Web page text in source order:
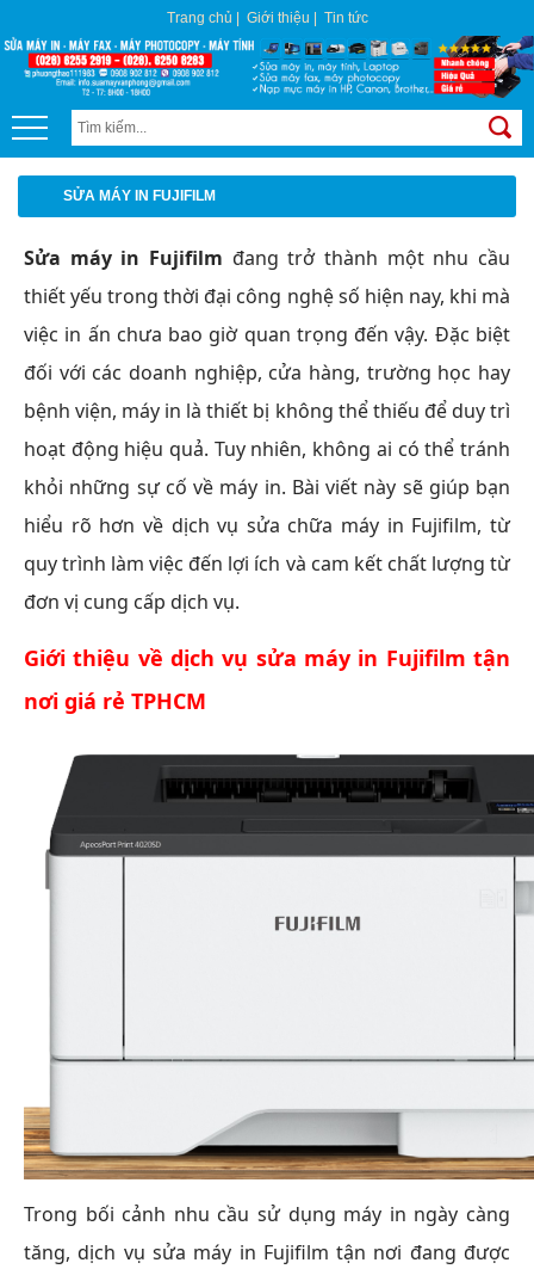
Trang chủ Giới thiệu Tin tức
SỬA MÁY IN FUJIFILM
Sửa máy in Fujifilm đang trở thành một nhu cầu
thiết yếu trong thời đại công nghệ số hiện nay, khi mà
việc in ấn chưa bao giờ quan trọng đến vậy. Đặc biệt
đối với các doanh nghiệp, cửa hàng, trường học hay
bệnh viện, máy in là thiết bị không thể thiếu để duy trì
hoạt động hiệu quả. Tuy nhiên, không ai có thể tránh
khỏi những sự cố về máy in. Bài viết này sẽ giúp bạn
hiểu rõ hơn về dịch vụ sửa chữa máy in Fujifilm, từ
quy trình làm việc đến lợi ích và cam kết chất lượng từ
đơn vị cung cấp dịch vụ.
Giới thiệu về dịch vụ sửa máy in Fujifilm tận
nơi giá rẻ TPHCM
Trong bối cảnh nhu cầu sử dụng máy in ngày càng
tăng, dịch vụ sửa máy in Fujifilm tận nơi đang được